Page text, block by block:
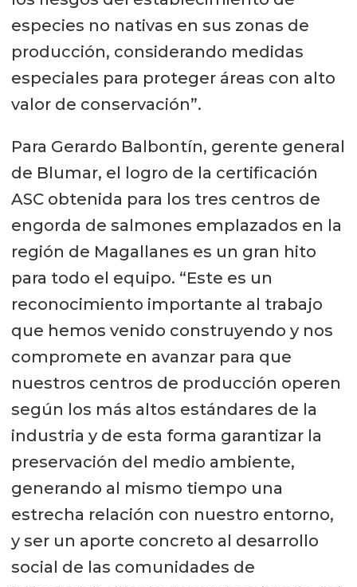
especies no nativas en sus zonas de
producción, considerando medidas
especiales para proteger áreas con alto
valor de conservación”.
Para Gerardo Balbontín, gerente general
de Blumar, el logro de la certificación
ASC obtenida para los tres centros de
engorda de salmones emplazados en la
región de Magallanes es un gran hito
para todo el equipo. “Este es un
reconocimiento importante al trabajo
que hemos venido construyendo y nos
compromete en avanzar para que
nuestros centros de producción operen
según los más altos estándares de la
industria y de esta forma garantizar la
preservación del medio ambiente,
generando al mismo tiempo una
estrecha relación con nuestro entorno,
y ser un aporte concreto al desarrollo
social de las comunidades de